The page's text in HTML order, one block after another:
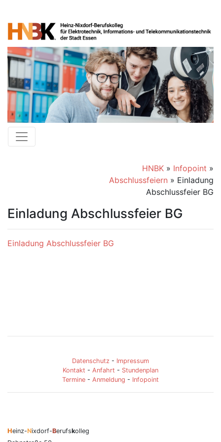
HNBK» Infopoint »
Abschlussfeiern » Einladung
Abschlussfeier BG
Einladung Abschlussfeier BG
Einladung Abschlussfeier BG
Datenschutz - Impressum
Kontakt - Anfahrt - Stundenplan
Termine - Anmeldung - Infopoint
Heinz-Nixdorf-Berufskolleg